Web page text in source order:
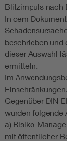
Blitzimpuls nach
In dem
beschrieben und
dieser Auswahl
ermitteln.
Im
Einschränkungen.
Gegenüber DIN
wurden folgende
a) Risiko-
mit öffentlicher